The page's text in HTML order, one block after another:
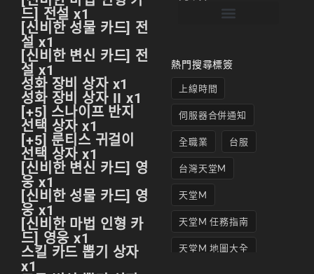
드] 전설 x1
[신비한 성물 카드] 전
설 x1
[신비한 변신 카드] 전
설 x1
성화 장비 상자 x1
성화 장비 상자 II x1
[+5] 스나이프 반지
선택 상자 x1
[+5] 룬티스 귀걸이
선택 상자 x1
[신비한 변신 카드] 영
웅 x1
[신비한 성물 카드] 영
웅 x1
[신비한 마법 인형 카
드] 영웅 x1
스킬 카드 뽑기 상자
x1
熱門搜尋標簽
上線時間
伺服器合併通知
全職業 台服
台灣天堂M
天堂M
天堂M 任務指南
天堂M 地圖大全